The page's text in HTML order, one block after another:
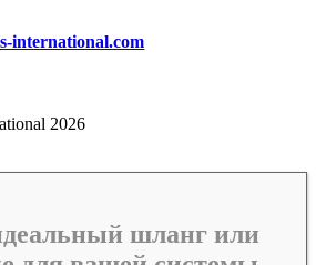
international.com
2026
шланг или